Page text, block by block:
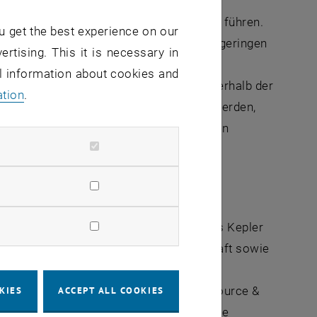
Fall zum Tod der Patientinnen führen.
anspruchsvollen Aufgaben einer sehr geringen
wofür Lernprozesse innerhalb der
Med-Center West soll aufgezeigt werden,
Folge dem organisationalen Lernen
an der Johannes Kepler
sich auf die Bereiche Personalwirtschaft sowie
und -entwicklung sowie
sie am Institute of Human Resource &
auf innewohnende Routinen und die
get the best experience on our
This it is necessary in
about cookies and
.
ACCEPT ALL COOKIES